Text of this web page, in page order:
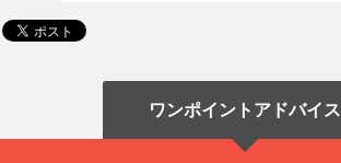
ワンポイントアドバイス